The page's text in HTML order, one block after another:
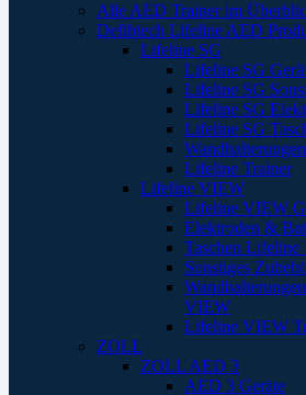
Alle AED Trainer im
Defibtech Lifeline AED
Lifeline SG
Lifeline SG
Lifeline SG
Lifeline SG
Lifeline SG
Lifeline Trainer
Lifeline VIEW
Lifeline VIEW
Elektroden &
Taschen
Sonstiges
VIEW
Lifeline VIEW
ZOLL
ZOLL AED 3
AED 3 Geräte